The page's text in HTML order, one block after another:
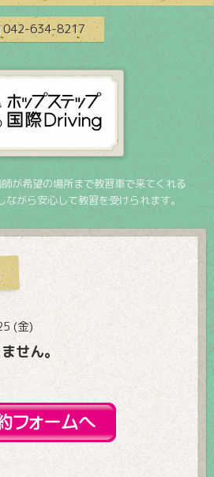
042-634-8217
が希望の場所まで教習車で来てくれる
ながら安心して教習を受けられます。
(金)
せん。